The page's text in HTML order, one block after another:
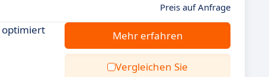
Preis auf Anfrage
optimiert
Mehr erfahren
Vergleichen Sie